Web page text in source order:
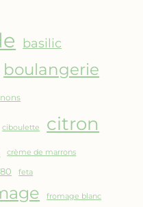
basilic
boulangerie
ciboulette citron
crème de marrons
feta
fromage blanc